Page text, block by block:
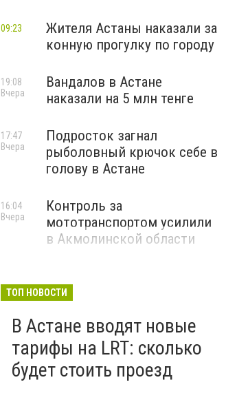
Жителя Астаны наказали за
конную прогулку по городу
09:23
Вандалов в Астане
наказали на 5 млн тенге
19:08
Вчера
Подросток загнал
рыболовный крючок себе в
голову в Астане
17:47
Вчера
Контроль за
мототранспортом усилили
в Акмолинской области
16:04
Вчера
ТОП НОВОСТИ
В Астане вводят новые
тарифы на LRT: сколько
будет стоить проезд